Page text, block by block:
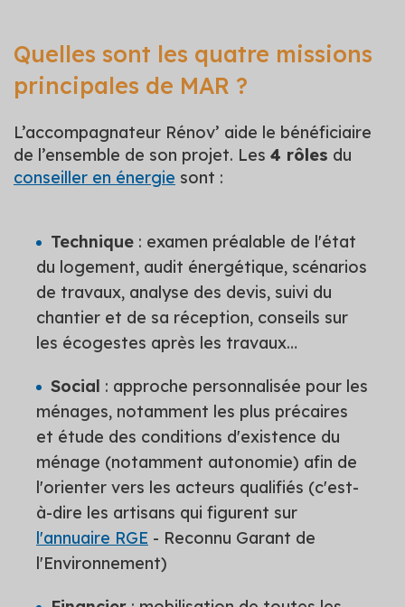
Quelles sont les quatre missions
principales de MAR ?
L’accompagnateur Rénov’ aide le bénéficiaire
de l’ensemble de son projet. Les 4 rôles du
conseiller en énergie sont :
Technique : examen préalable de l'état
du logement, audit énergétique, scénarios
de travaux, analyse des devis, suivi du
chantier et de sa réception, conseils sur
les écogestes après les travaux…
Social : approche personnalisée pour les
ménages, notamment les plus précaires
et étude des conditions d'existence du
ménage (notamment autonomie) afin de
l'orienter vers les acteurs qualifiés (c'est-
à-dire les artisans qui figurent sur
l'annuaire RGE - Reconnu Garant de
l'Environnement)